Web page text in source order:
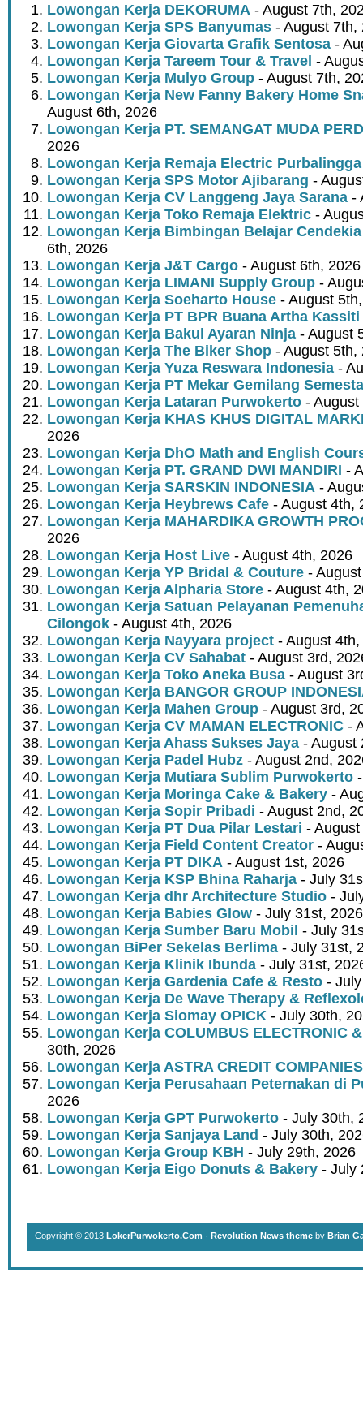
Lowongan Kerja DEKORUMA - August 7th,
Lowongan Kerja SPS Banyumas - August 7th,
Lowongan Kerja Giovarta Grafik Sentosa -
Lowongan Kerja Tareem Tour & Travel -
Lowongan Kerja Mulyo Group - August 7th,
Lowongan Kerja New Fanny Bakery Home
August 6th, 2026
Lowongan Kerja PT. SEMANGAT MUDA
2026
Lowongan Kerja Remaja Electric Purbalingga
Lowongan Kerja SPS Motor Ajibarang -
Lowongan Kerja CV Langgeng Jaya Sarana -
Lowongan Kerja Toko Remaja Elektric -
Lowongan Kerja Bimbingan Belajar
6th, 2026
Lowongan Kerja J&T Cargo - August 6th, 2026
Lowongan Kerja LIMANI Supply Group -
Lowongan Kerja Soeharto House - August
Lowongan Kerja PT BPR Buana Artha Kassiti
Lowongan Kerja Bakul Ayaran Ninja - August
Lowongan Kerja The Biker Shop - August 5th,
Lowongan Kerja Yuza Reswara Indonesia -
Lowongan Kerja PT Mekar Gemilang Semesta
Lowongan Kerja Lataran Purwokerto -
Lowongan Kerja KHAS KHUS DIGITAL
2026
Lowongan Kerja DhO Math and English
Lowongan Kerja PT. GRAND DWI MANDIRI -
Lowongan Kerja SARSKIN INDONESIA -
Lowongan Kerja Heybrews Cafe - August 4th,
Lowongan Kerja MAHARDIKA GROWTH
2026
Lowongan Kerja Host Live - August 4th, 2026
Lowongan Kerja YP Bridal & Couture -
Lowongan Kerja Alpharia Store - August 4th,
Lowongan Kerja Satuan Pelayanan
Cilongok - August 4th, 2026
Lowongan Kerja Nayyara project - August
Lowongan Kerja CV Sahabat - August 3rd,
Lowongan Kerja Toko Aneka Busa - August
Lowongan Kerja BANGOR GROUP
Lowongan Kerja Mahen Group - August 3rd,
Lowongan Kerja CV MAMAN ELECTRONIC -
Lowongan Kerja Ahass Sukses Jaya - August
Lowongan Kerja Padel Hubz - August 2nd,
Lowongan Kerja Mutiara Sublim Purwokerto
Lowongan Kerja Moringa Cake & Bakery -
Lowongan Kerja Sopir Pribadi - August 2nd,
Lowongan Kerja PT Dua Pilar Lestari -
Lowongan Kerja Field Content Creator -
Lowongan Kerja PT DIKA - August 1st, 2026
Lowongan Kerja KSP Bhina Raharja - July
Lowongan Kerja dhr Architecture Studio -
Lowongan Kerja Babies Glow - July 31st, 2026
Lowongan Kerja Sumber Baru Mobil - July
Lowongan BiPer Sekelas Berlima - July 31st,
Lowongan Kerja Klinik Ibunda - July 31st,
Lowongan Kerja Gardenia Cafe & Resto -
Lowongan Kerja De Wave Therapy &
Lowongan Kerja Siomay OPICK - July 30th,
Lowongan Kerja COLUMBUS ELECTRONIC
30th, 2026
Lowongan Kerja ASTRA CREDIT COMPANIES
Lowongan Kerja Perusahaan Peternakan di
2026
Lowongan Kerja GPT Purwokerto - July 30th,
Lowongan Kerja Sanjaya Land - July 30th,
Lowongan Kerja Group KBH - July 29th, 2026
Lowongan Kerja Eigo Donuts & Bakery - July
Copyright © 2013 LokerPurwokerto.Com · Revolution News theme by Brian